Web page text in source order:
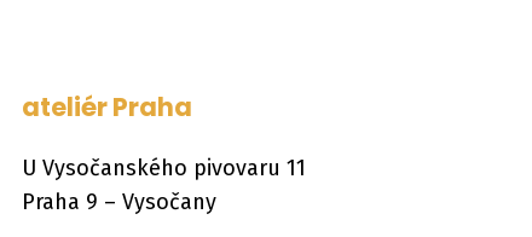
ateliér Praha
U Vysočanského pivovaru 11
Praha 9 – Vysočany